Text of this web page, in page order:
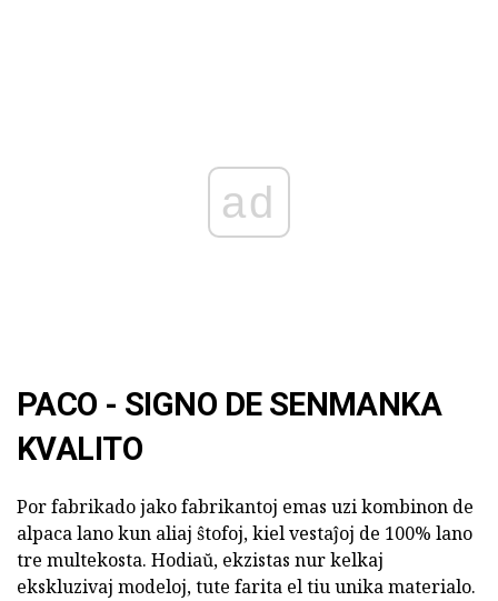
ad
PACO - SIGNO DE SENMANKA
KVALITO
Por fabrikado jako fabrikantoj emas uzi kombinon de
alpaca lano kun aliaj ŝtofoj, kiel vestaĵoj de 100% lano
tre multekosta. Hodiaŭ, ekzistas nur kelkaj
ekskluzivaj modeloj, tute farita el tiu unika materialo.